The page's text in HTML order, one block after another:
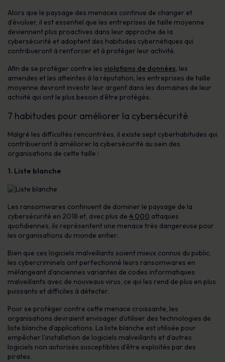
Alors que le paysage des menaces continue de changer et
d’évoluer, il est essentiel que les entreprises de taille moyenne
deviennent plus proactives dans leur approche de la
cybersécurité et adoptent des habitudes cybernétiques qui
contribueront à renforcer et à protéger leur activité.
Afin de se protéger contre les violations de données, les
amendes et les atteintes à la réputation, les entreprises de taille
moyenne devront investir leur argent dans les domaines de leur
activité qui ont le plus besoin d’être protégés.
7 habitudes pour améliorer la cybersécurité
Malgré les difficultés rencontrées, il existe sept cyberhabitudes qui
contribueront à améliorer la cybersécurité au sein des
organisations de cette taille :
1. Liste blanche
Les ransomwares continuent de dominer le paysage de la
cybersécurité en 2018 et, avec plus de 4 000 attaques
quotidiennes, ils représentent une menace très dangereuse pour
les organisations du monde entier.
Bien que ces logiciels malveillants soient mieux connus du public,
les cybercriminels ont perfectionné leurs ransomwares en
mélangeant d’anciennes variantes de codes informatiques
malveillants avec de nouveaux virus, ce qui les rend de plus en plus
puissants et difficiles à détecter.
Pour se protéger contre cette menace croissante, les
organisations devraient envisager d’utiliser des technologies de
liste blanche d’applications. La liste blanche est utilisée pour
empêcher l’installation de logiciels malveillants et d’autres
logiciels non autorisés susceptibles d’être exploités par des
pirates.